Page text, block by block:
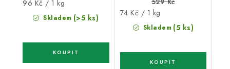
Skladem (>5 ks)
Měrná
cena:
96 Kč / 1 kg
Skladem (5 ks)
Měrná
cena:
74 Kč / 1 kg